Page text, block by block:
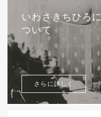
いわさきちひろに
ついて
さらに詳しく